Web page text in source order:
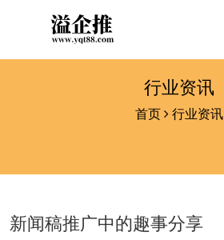
行业资讯
首页 行业资讯
新闻稿推广中的趣事分享